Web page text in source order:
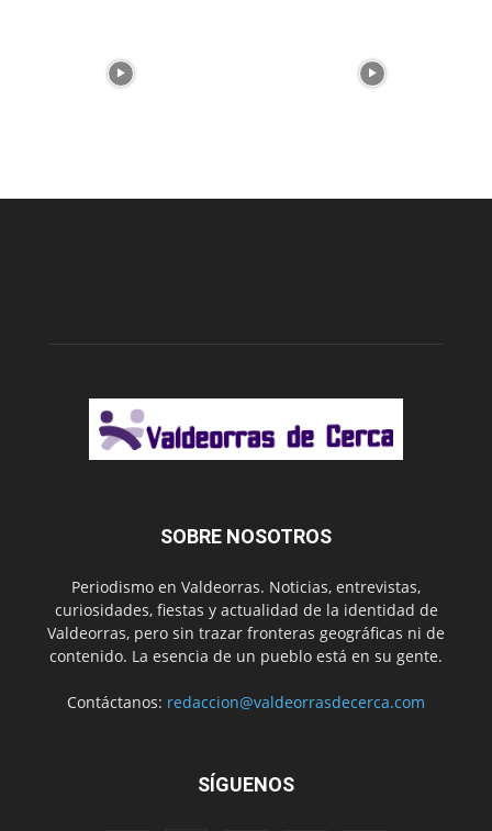
SOBRE NOSOTROS
Periodismo en Valdeorras. Noticias, entrevistas,
curiosidades, fiestas y actualidad de la identidad de
Valdeorras, pero sin trazar fronteras geográficas ni de
contenido. La esencia de un pueblo está en su gente.
Contáctanos: redaccion@valdeorrasdecerca.com
SÍGUENOS